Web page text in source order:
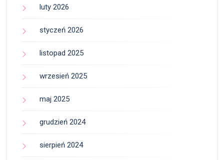
luty 2026
styczeń 2026
listopad 2025
wrzesień 2025
maj 2025
grudzień 2024
sierpień 2024